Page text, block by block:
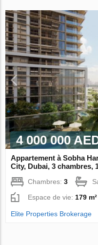
4 000 000
Appartement à Sobha
City, Dubai, 3 chambres,
Chambres:3
Espace de vie: 179 m²
Elite Properties Brokerage